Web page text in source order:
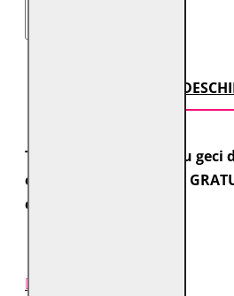
TRANSPORT CU
Toate comenzile pentru geci
expediate cu transport
colet.